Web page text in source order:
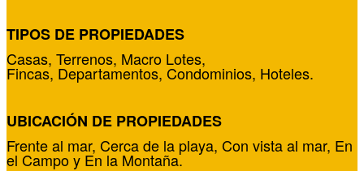
TIPOS DE PROPIEDADES
Casas, Terrenos, Macro Lotes,
Fincas, Departamentos, Condominios, Hoteles.
UBICACIÓN DE PROPIEDADES
Frente al mar, Cerca de la playa, Con vista al mar, En
el Campo y En la Montaña.